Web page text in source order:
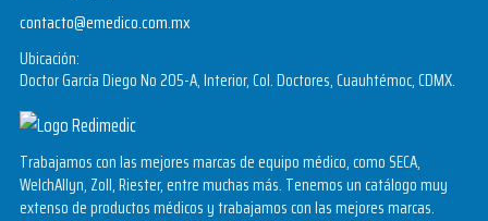
contacto@emedico.com.mx
Ubicación:
Doctor García Diego No 205-A, Interior, Col. Doctores, Cuauhtémoc, CDMX.
Trabajamos con las mejores marcas de equipo médico, como SECA,
WelchAllyn, Zoll, Riester, entre muchas más. Tenemos un catálogo muy
extenso de productos médicos y trabajamos con las mejores marcas.